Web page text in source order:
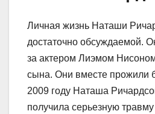
Личная жизнь Наташи
достаточно обсуждаемой.
за актером Лиэмом
сына. Они вместе прожили
2009 году Наташа
получила серьезную